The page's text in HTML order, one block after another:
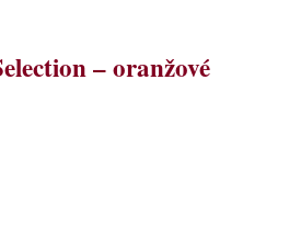
– oranžové